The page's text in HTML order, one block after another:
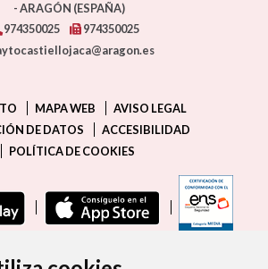
- ARAGÓN (ESPAÑA)
974350025
974350025
MAPA WEB
AVISO LEGAL
DE DATOS
ACCESIBILIDAD
POLÍTICA DE COOKIES